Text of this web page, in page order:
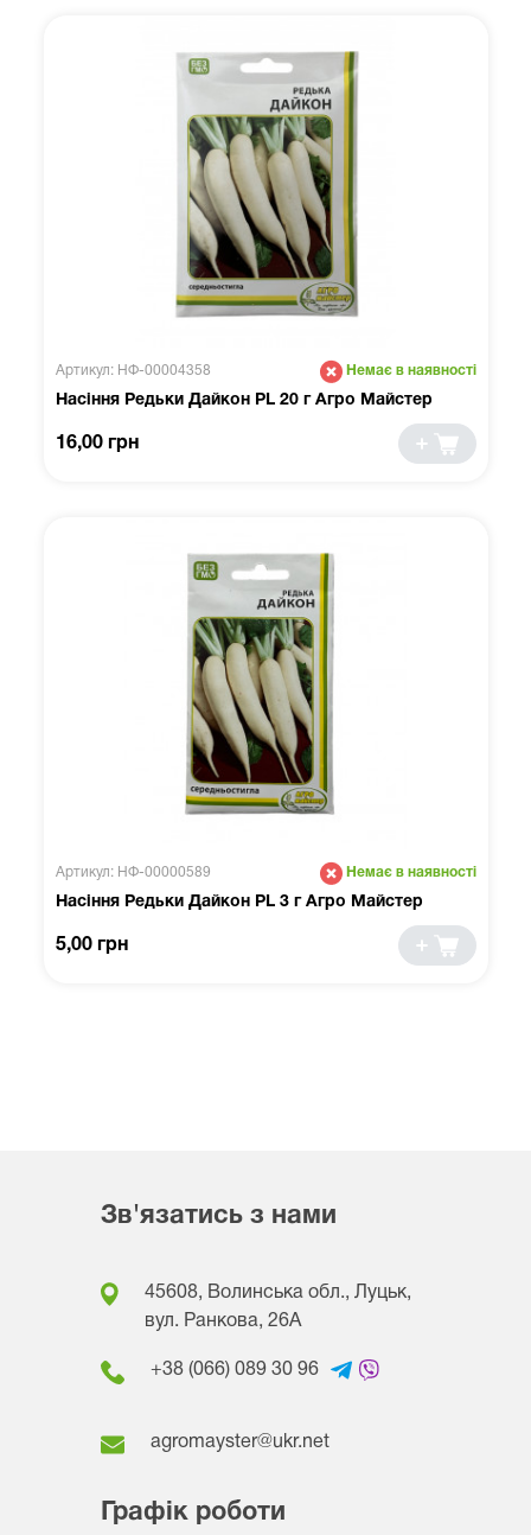
Артикул: НФ-00004358 Немає в наявності
Насіння Редьки Дайкон PL 20 г Агро Майстер
16,00 грн
Артикул: НФ-00000589 Немає в наявності
Насіння Редьки Дайкон PL 3 г Агро Майстер
5,00 грн
Зв'язатись з нами
45608, Волинська обл., Луцьк,
вул. Ранкова, 26A
+38 (066) 089 30 96
agromayster@ukr.net
Графік роботи